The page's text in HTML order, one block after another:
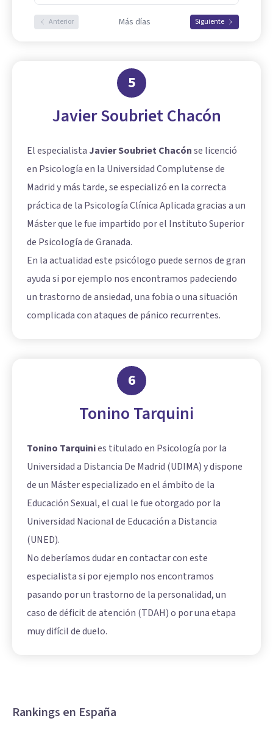
Anterior Más días Siguiente
5
Javier Soubriet Chacón
El especialista Javier Soubriet Chacónse licenció
en Psicología en la Universidad Complutense de
Madrid y más tarde, se especializó en la correcta
práctica de la Psicología Clínica Aplicada gracias a un
Máster que le fue impartido por el Instituto Superior
de Psicología de Granada.
En la actualidad este psicólogo puede sernos de gran
ayuda si por ejemplo nos encontramos padeciendo
un trastorno de ansiedad, una fobia o una situación
complicada con ataques de pánico recurrentes.
6
Tonino Tarquini
Tonino Tarquinies titulado en Psicología por la
Universidad a Distancia De Madrid (UDIMA) y dispone
de un Máster especializado en el ámbito de la
Educación Sexual, el cual le fue otorgado por la
Universidad Nacional de Educación a Distancia
(UNED).
No deberíamos dudar en contactar con este
especialista si por ejemplo nos encontramos
pasando por un trastorno de la personalidad, un
caso de déficit de atención (TDAH) o por una etapa
muy difícil de duelo.
Rankings en España